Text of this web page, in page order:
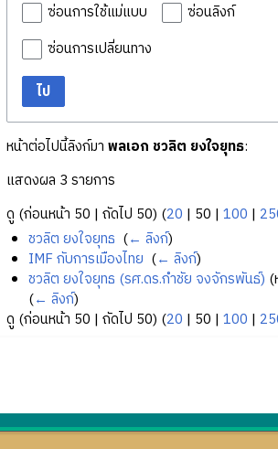
ซ่อนการใช้แม่แบบ
ซ่อนลิงก์
ซ่อนการเปลี่ยนทาง
ไป
หน้าต่อไปนี้ลิงก์มา พลเอก ชวลิต ยงใจยุทธ:
แสดงผล 3 รายการ
ดู (ก่อนหน้า 50 | ถัดไป 50) (20 | 50 | 100 |
ชวลิต ยงใจยุทธ (← ลิงก์)
IMF กับการเมืองไทย (← ลิงก์)
ชวลิต ยงใจยุทธ (รศ.ดร.กำชัย จงจักรพันธ์) (
(← ลิงก์)
ดู (ก่อนหน้า 50 | ถัดไป 50) (20 | 50 | 100 |